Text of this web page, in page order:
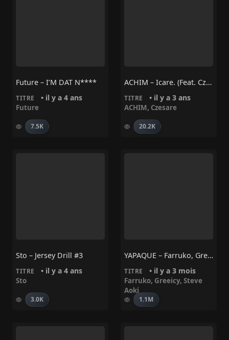
Future – I’M DAT N****
TITRE • il y a 4 ans
Future
7.5K
ACHIM – Icare. (feat. Czesare)
TITRE • il y a 3 ans
ACHIM, Czesare
20.2K
Sto – Jersey Drill #3
TITRE • il y a 4 ans
Sto
3.0K
YAPAQUE – Farruko, Greeicy, Steve Aoki
TITRE • il y a 3 mois
Farruko, Greeicy, Steve
Aoki
1.1M